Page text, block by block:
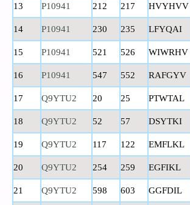
13 P10941 212 217 HVYHVV
14 P10941 230 235 LFYQAI
15 P10941 521 526 WIWRHV
16 P10941 547 552 RAFGYV
17 Q9YTU2 20 25 PTWTAL
18 Q9YTU2 52 57 DSYTKI
19 Q9YTU2 117 122 EMFLKL
20 Q9YTU2 254 259 EGFIKL
21 Q9YTU2 598 603 GGFDIL